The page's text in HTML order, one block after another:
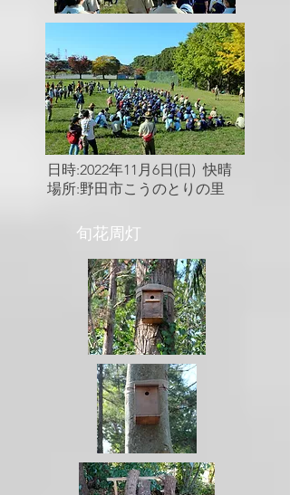
​日時:2022年11月6日(日) 快晴
場所:野田市こうのとりの里​
​旬花周灯